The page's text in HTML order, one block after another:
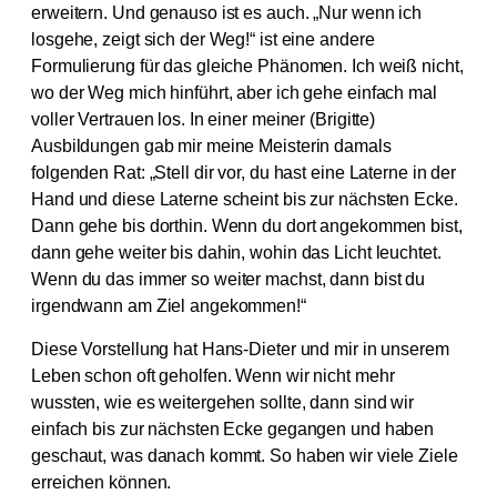
erweitern. Und genauso ist es auch. „Nur wenn ich
losgehe, zeigt sich der Weg!“ ist eine andere
Formulierung für das gleiche Phänomen. Ich weiß nicht,
wo der Weg mich hinführt, aber ich gehe einfach mal
voller Vertrauen los. In einer meiner (Brigitte)
Ausbildungen gab mir meine Meisterin damals
folgenden Rat: „Stell dir vor, du hast eine Laterne in der
Hand und diese Laterne scheint bis zur nächsten Ecke.
Dann gehe bis dorthin. Wenn du dort angekommen bist,
dann gehe weiter bis dahin, wohin das Licht leuchtet.
Wenn du das immer so weiter machst, dann bist du
irgendwann am Ziel angekommen!“
Diese Vorstellung hat Hans-Dieter und mir in unserem
Leben schon oft geholfen. Wenn wir nicht mehr
wussten, wie es weitergehen sollte, dann sind wir
einfach bis zur nächsten Ecke gegangen und haben
geschaut, was danach kommt. So haben wir viele Ziele
erreichen können.